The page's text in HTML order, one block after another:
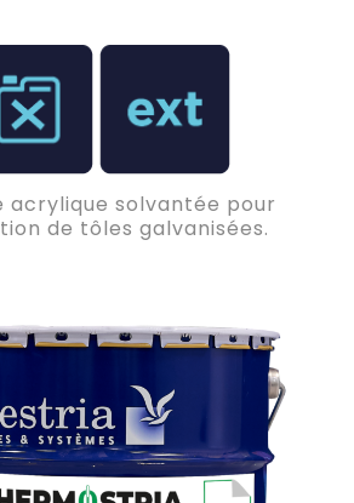
acrylique solvantée pour
de tôles galvanisées.